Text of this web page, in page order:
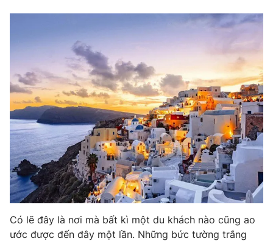
Có lẽ đây là nơi mà bất kì một du khách nào cũng ao
ước được đến đây một lần. Những bức tường trắng